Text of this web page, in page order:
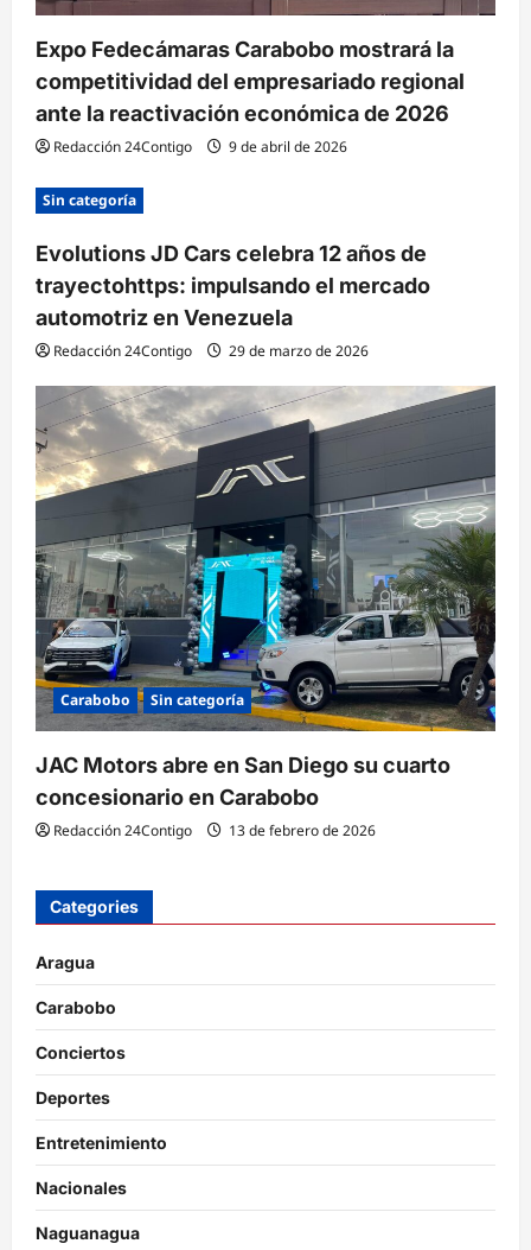
a
d
a
s
Expo Fedecámaras Carabobo mostrará la
competitividad del empresariado regional
ante la reactivación económica de 2026
Redacción 24Contigo 9 de abril de 2026
Sin categoría
Evolutions JD Cars celebra 12 años de
trayectohttps: impulsando el mercado
automotriz en Venezuela
Redacción 24Contigo 29 de marzo de 2026
Carabobo Sin categoría
JAC Motors abre en San Diego su cuarto
concesionario en Carabobo
Redacción 24Contigo 13 de febrero de 2026
Categories
Aragua
Carabobo
Conciertos
Deportes
Entretenimiento
Nacionales
Naguanagua